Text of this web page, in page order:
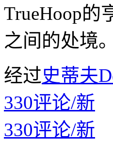
TrueHoop的
之间的处境。
经过史蒂夫
330评论/新
330评论/新